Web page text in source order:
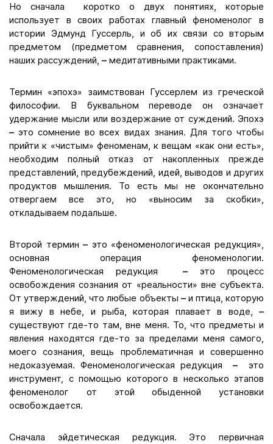
Но сначала коротко о двух понятиях, которые
использует в своих работах главный феноменолог в
истории Эдмунд Гуссерль, и об их связи со вторым
предметом (предметом сравнения, сопоставления)
наших рассуждений, – медитативными практиками.
Термин «эпохэ» заимствован Гуссерлем из греческой
философии. В буквальном переводе он означает
удержание мысли или воздержание от суждений. Эпохэ
– это сомнение во всех видах знания. Для того чтобы
прийти к «чистым» феноменам, к вещам «как они есть»,
необходим полный отказ от накопленных прежде
представлений, предубеждений, идей, выводов и других
продуктов мышления. То есть мы не окончательно
отвергаем все это, но «выносим за скобки»,
откладываем подальше.
Второй термин– это «феноменологическая редукция»,
основная операция феноменологии.
Феноменологическая редукция –это процесс
освобождения сознания от «реальности» вне субъекта.
От утверждений, что любые объекты – и птица, которую
я вижу в небе, и рыба, которая плавает в воде, –
существуют где-то там, вне меня. То, что предметы и
явления находятся где-то за пределами меня самого,
моего сознания, вещь проблематичная и совершенно
недоказуемая. Феноменологическая редукция– это
инструмент, с помощью которого в несколько этапов
феноменолог от этой обыденной установки
освобождается.
Сначала эйдетическая редукция. Это первичная